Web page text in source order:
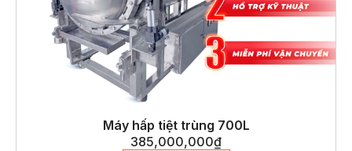
Máy hấp tiệt trùng 700L
385,000,000₫